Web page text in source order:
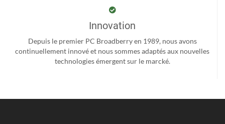
Innovation
Depuis le premier PC Broadberry en 1989, nous avons
continuellement innové et nous sommes adaptés aux nouvelles
technologies émergent sur le marcké.